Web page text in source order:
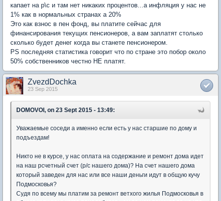
капает на р\с и там нет никаких процентов...а инфляция у нас не
1% как в нормальных странах а 20%
Это как взнос в пен фонд, вы платите сейчас для
финансирования текущих пенсионеров, а вам заплатят столько
сколько будет денег когда вы станете пенсионером.
PS последняя статистика говорит что по стране это побор около
50% собственников честно НЕ платят.
ZvezdDochka
23 Sep 2015
DOMOVOI, on 23 Sept 2015 - 13:49:
Уважаемые соседи а именно если есть у нас старшие по дому и
подъездам!
Никто не в курсе, у нас оплата на содержание и ремонт дома идет
на наш рсчетный счет (р/с нашего дома)? На счет нашего дома
который заведен для нас или все наши деньги идут в общую кучу
Подмосковья?
Судя по всему мы платим за ремонт ветхого жилья Подмосковья в